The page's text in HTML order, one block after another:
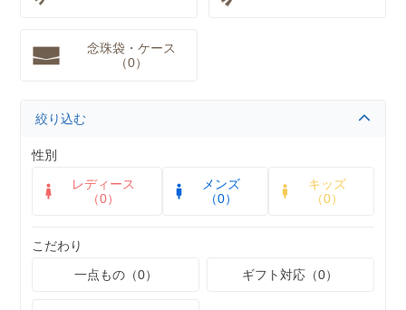
念珠袋・ケース
（0）
絞り込む
性別
レディース
（0）
メンズ
（0）
キッズ
（0）
こだわり
一点もの（0）
ギフト対応（0）